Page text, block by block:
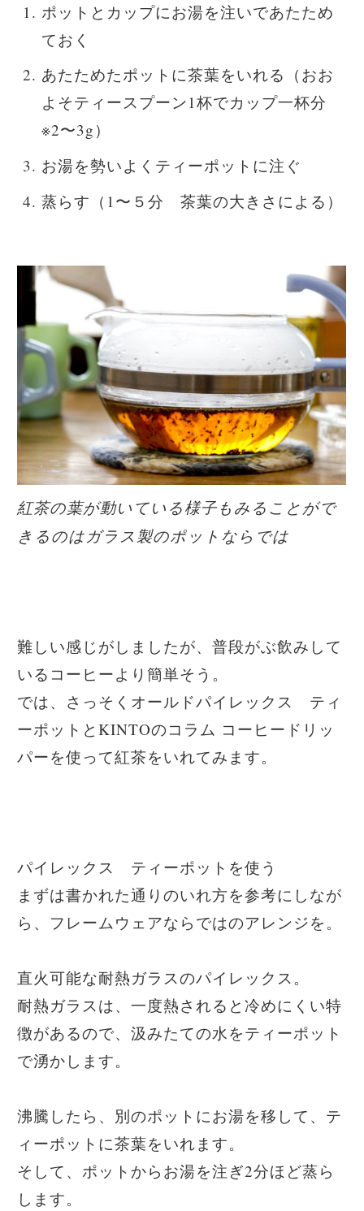
ポットとカップにお湯を注いであたため
ておく
あたためたポットに茶葉をいれる（おお
よそティースプーン1杯でカップ一杯分
※2〜3g）
お湯を勢いよくティーポットに注ぐ
蒸らす（1〜５分 茶葉の大きさによる）
紅茶の葉が動いている様子もみることがで
きるのはガラス製のポットならでは
難しい感じがしましたが、普段がぶ飲みして
いるコーヒーより簡単そう。
では、さっそくオールドパイレックス ティ
ーポットとKINTOのコラム コーヒードリッ
パーを使って紅茶をいれてみます。
パイレックス ティーポットを使う
まずは書かれた通りのいれ方を参考にしなが
ら、フレームウェアならではのアレンジを。
直火可能な耐熱ガラスのパイレックス。
耐熱ガラスは、一度熱されると冷めにくい特
徴があるので、汲みたての水をティーポット
で湧かします。
沸騰したら、別のポットにお湯を移して、テ
ィーポットに茶葉をいれます。
そして、ポットからお湯を注ぎ2分ほど蒸ら
します。